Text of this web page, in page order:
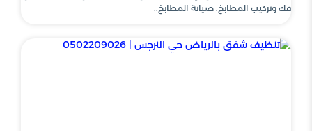
فك وتركيب المطابخ، صيانة المطابخ..